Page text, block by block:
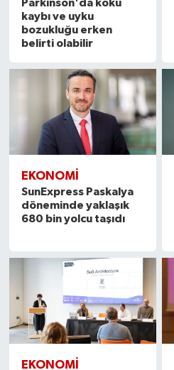
Parkinson'da koku
kaybı ve uyku
bozukluğu erken
belirti olabilir
EKONOMI
SunExpress Paskalya
döneminde yaklaşık
680 bin yolcu taşıdı
EKONOMI